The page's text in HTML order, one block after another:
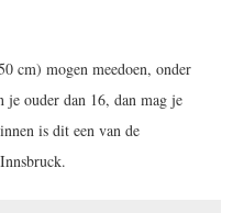
cm) mogen meedoen, onder
je ouder dan 16, dan mag je
is dit een van de